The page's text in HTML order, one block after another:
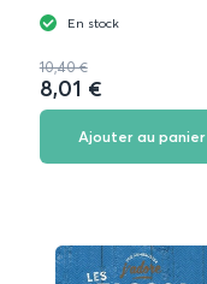
En stock
10,40 €
8,01 €
Ajouter au panier